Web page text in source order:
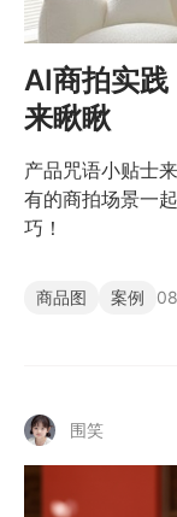
AI商拍实践
来瞅瞅
产品咒语小贴士
有的商拍场景一
巧！
商品图 案例
围笑